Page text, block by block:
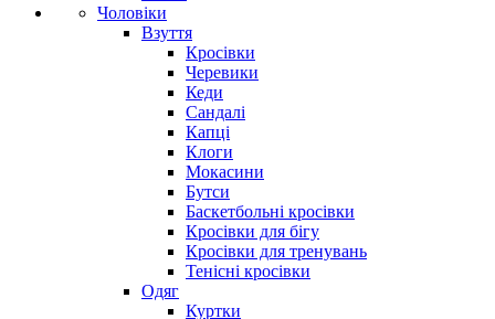
Чоловіки
Взуття
Кросівки
Черевики
Кеди
Сандалі
Капці
Клоги
Мокасини
Бутси
Баскетбольні кросівки
Кросівки для бігу
Кросівки для тренувань
Тенісні кросівки
Одяг
Куртки